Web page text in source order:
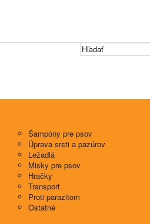
Šampóny pre psov
Úprava srsti a pazúrov
Ležadlá
Misky pre psov
Hračky
Transport
Proti parazitom
Ostatné